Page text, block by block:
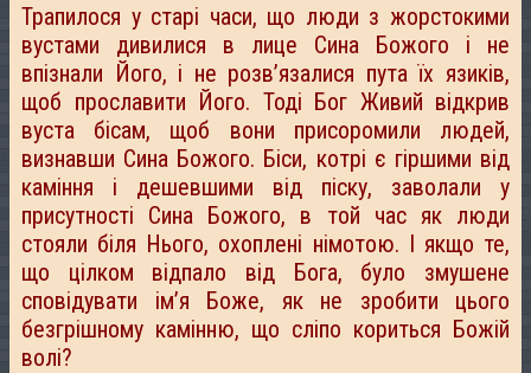
Трапилося у старі часи, що люди з жорстокими
вустами дивилися в лице Сина Божого і не
впізнали Його, і не розв’язалися пута їх язиків,
щоб прославити Його. Тоді Бог Живий відкрив
вуста бісам, щоб вони присоромили людей,
визнавши Сина Божого. Біси, котрі є гіршими від
каміння і дешевшими від піску, заволали у
присутності Сина Божого, в той час як люди
стояли біля Нього, охоплені німотою. І якщо те,
що цілком відпало від Бога, було змушене
сповідувати ім’я Боже, як не зробити цього
безгрішному камінню, що сліпо кориться Божій
волі?